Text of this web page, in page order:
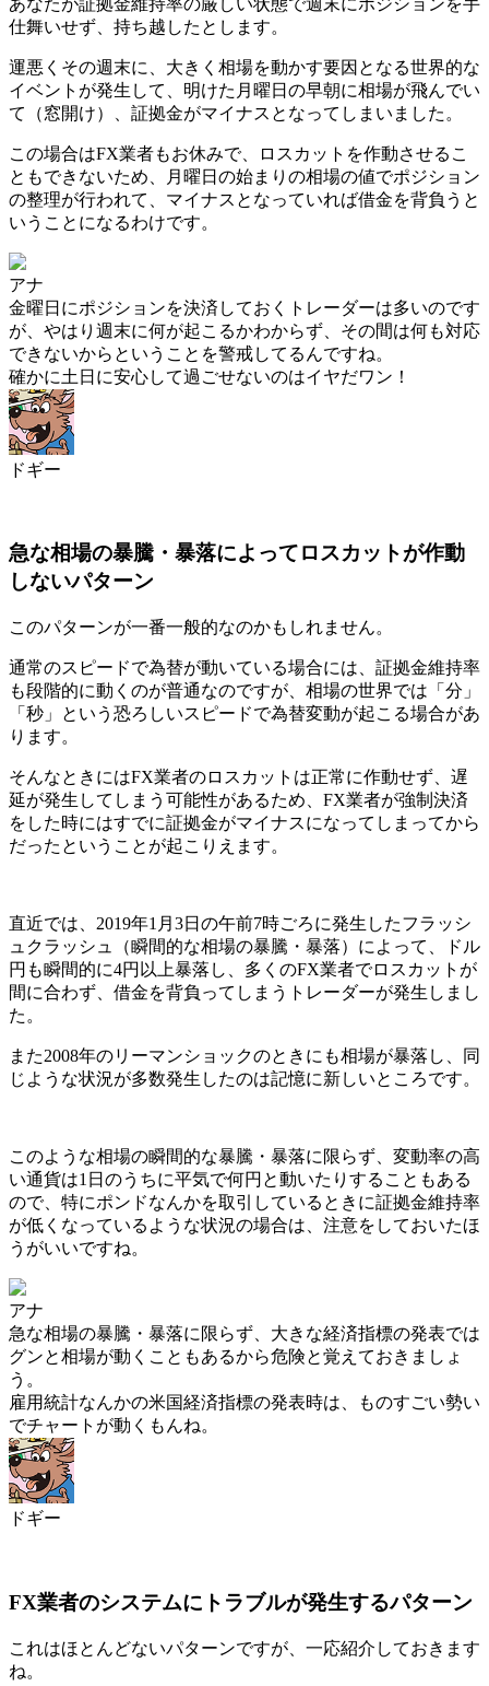
仕舞いせず、持ち越したとします。
運悪くその週末に、大きく相場を動かす要因となる世界的な
イベントが発生して、明けた月曜日の早朝に相場が飛んでい
て（窓開け）、証拠金がマイナスとなってしまいました。
この場合はFX業者もお休みで、ロスカットを作動させるこ
ともできないため、月曜日の始まりの相場の値でポジション
の整理が行われて、マイナスとなっていれば借金を背負う と
いうことになるわけです。
アナ
金曜日にポジションを決済しておくトレーダーは多いのです
が、やはり週末に何が起こるかわからず、その間は何も対応
できないからということを警戒してるんですね。
確かに土日に安心して過ごせないのはイヤだワン！
ドギー
急な相場の暴騰・暴落によってロスカットが作動
しないパターン
このパターンが一番一般的なのかもしれません。
通常のスピードで為替が動いている場合には、証拠金維持率
も段階的に動くのが普通なのですが、 相場の世界では「分」
「秒」という恐ろしいスピードで為替変動が起こる場合があ
ります。
そんなときにはFX業者のロスカットは正常に作動せず、遅
延が発生してしまう可能性があるため、FX業者が強制決済
をした時にはすでに証拠金がマイナスになってしまってから
だったということが起こりえます。
直近では、2019年1月3日の午前7時ごろに発生したフラッシ
ュクラッシュ（瞬間的な相場の暴騰・暴落）によって、ドル
円も瞬間的に4円以上暴落し、多くのFX業者でロスカットが
間に合わず、借金を背負ってしまうトレーダーが発生しまし
た。
また2008年のリーマンショックのときにも相場が暴落し、同
じような状況が多数発生したのは記憶に新しいところです。
このような相場の瞬間的な暴騰・暴落に限らず、変動率の高
い通貨は1日のうちに平気で何円と動いたりすることもある
ので、特にポンドなんかを取引しているときに証拠金維持率
が低くなっているような状況の場合は、注意をしておいたほ
うがいいですね。
アナ
急な相場の暴騰・暴落に限らず、大きな経済指標の発表では
グンと相場が動くこともあるから危険と覚えておきましょ
う。
雇用統計なんかの米国経済指標の発表時は、ものすごい勢い
でチャートが動くもんね。
ドギー
FX業者のシステムにトラブルが発生するパターン
これはほとんどないパターンですが、一応紹介しておきます
ね。